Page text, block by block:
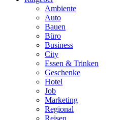
Ambiente
Auto
Bauen
Büro
Business
City
Essen & Trinken
Geschenke
Hotel
Job
Marketing
Regional
Reisen